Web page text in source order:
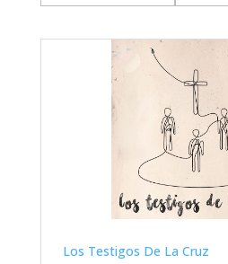
Los Testigos De La Cruz